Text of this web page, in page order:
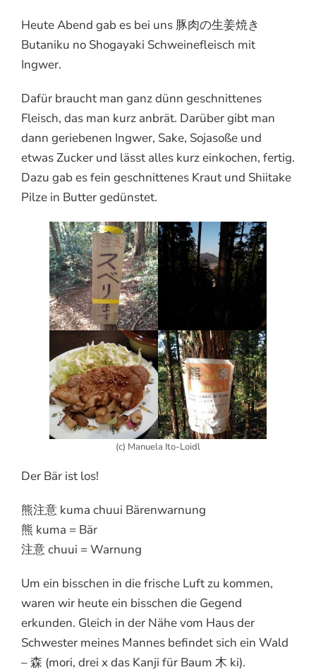
Heute Abend gab es bei uns 豚肉の生姜焼き
Butaniku no Shogayaki Schweinefleisch mit
Ingwer.
Dafür braucht man ganz dünn geschnittenes
Fleisch, das man kurz anbrät. Darüber gibt man
dann geriebenen Ingwer, Sake, Sojasoße und
etwas Zucker und lässt alles kurz einkochen, fertig.
Dazu gab es fein geschnittenes Kraut und Shiitake
Pilze in Butter gedünstet.
(c) Manuela Ito-Loidl
Der Bär ist los!
熊注意 kuma chuui Bärenwarnung
熊 kuma = Bär
注意 chuui = Warnung
Um ein bisschen in die frische Luft zu kommen,
waren wir heute ein bisschen die Gegend
erkunden. Gleich in der Nähe vom Haus der
Schwester meines Mannes befindet sich ein Wald
– 森 (mori, drei x das Kanji für Baum 木 ki).